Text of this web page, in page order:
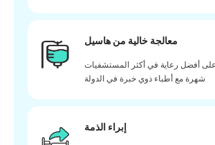
معالجة خالية من هاسيل
أفضل رعاية في أكثر المستشفيات
شهرة مع أطباء ذوي خبرة في الدولة
إبراء الذمة